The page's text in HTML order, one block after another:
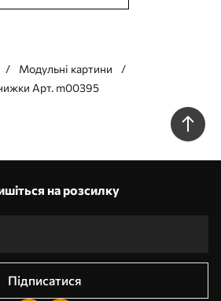
Модульні картини
Арт. m00395
на розсилку
Підписатися